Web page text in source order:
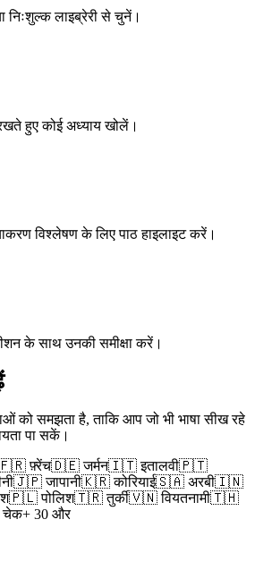
लाइब्रेरी से चुनें।
हुए कोई अध्याय खोलें।
विश्लेषण के लिए पाठ हाइलाइट करें।
के साथ उनकी समीक्षा करें।
को समझता है, ताकि आप जो भी भाषा सीख रहे
पा सकें।
फ़्रेंच🇩🇪 जर्मन🇮🇹 इतालवी🇵🇹
🇯🇵 जापानी🇰🇷 कोरियाई🇸🇦 अरबी🇮🇳
🇵🇱 पोलिश🇹🇷 तुर्की🇻🇳 वियतनामी🇹🇭
चेक+ 30 और